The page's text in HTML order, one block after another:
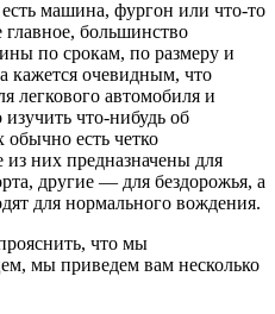
машина, фургон или что-то
большинство
по срокам, по размеру и
кажется очевидным, что
легкового автомобиля и
что-нибудь об
есть четко
из них предназначены для
другие — для бездорожья, а
для нормального вождения.
что мы
мы приведем вам несколько